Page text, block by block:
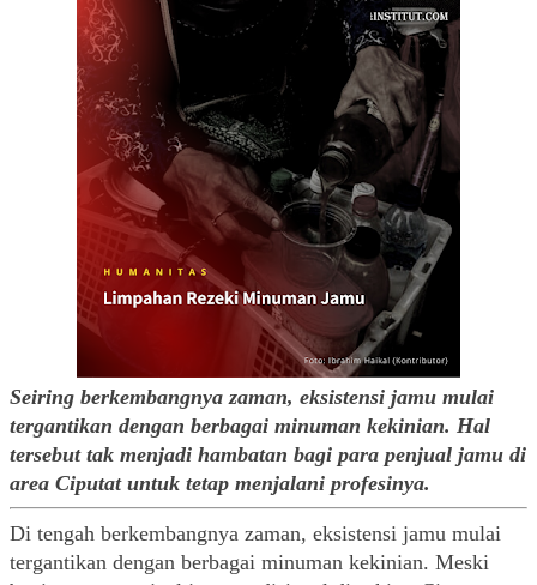
Seiring berkembangnya zaman, eksistensi jamu mulai
tergantikan dengan berbagai minuman kekinian. Hal
tersebut tak menjadi hambatan bagi para penjual jamu di
area Ciputat untuk tetap menjalani profesinya.
Di tengah berkembangnya zaman, eksistensi jamu mulai
tergantikan dengan berbagai minuman kekinian. Meski